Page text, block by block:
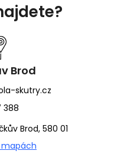
Brod
skutry.cz
388
Brod, 580 01
mapách